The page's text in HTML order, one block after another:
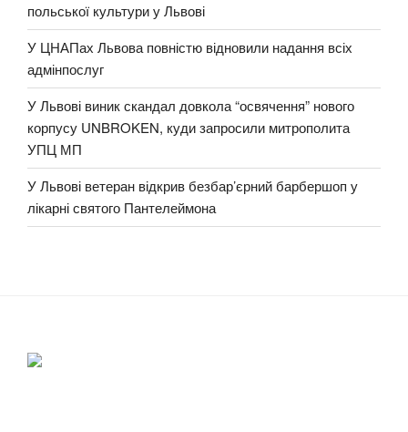
польської культури у Львові
У ЦНАПах Львова повністю відновили надання всіх
адмінпослуг
У Львові виник скандал довкола “освячення” нового
корпусу UNBROKEN, куди запросили митрополита
УПЦ МП
У Львові ветеран відкрив безбар’єрний барбершоп у
лікарні святого Пантелеймона